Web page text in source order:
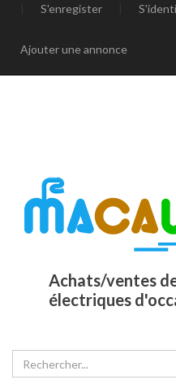
S'enregister
Ajouter une annonce
Achats/ventes de
électriques